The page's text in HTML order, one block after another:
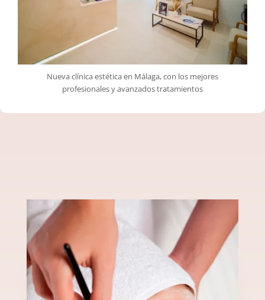
Nueva clínica estética en Málaga, con los mejores
profesionales y avanzados tratamientos